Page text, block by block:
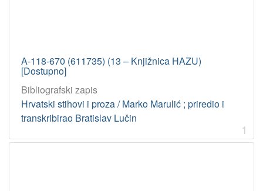
A-118-670 (611735) (13 – Knjižnica HAZU)
[Dostupno]
Bibliografski zapis
Hrvatski stihovi i proza / Marko Marulić ; priredio i
transkribirao Bratislav Lučin
1